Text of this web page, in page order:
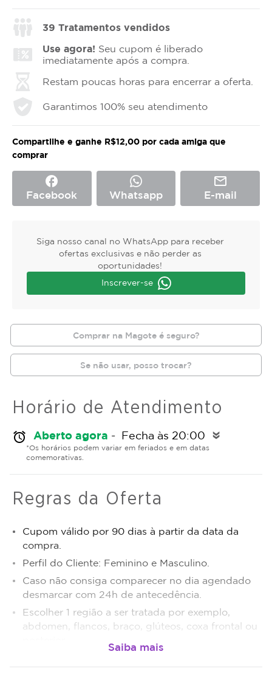
39 Tratamentos vendidos
Use agora! Seu cupom é liberado
imediatamente após a compra.
Restam poucas horas para encerrar a oferta.
Garantimos 100% seu atendimento
Compartilhe e ganhe R$12,00 por cada amiga que
comprar
facebook
Facebook Whatsapp
mail_outline
E-mail
Siga nosso canal no WhatsApp para receber
ofertas exclusivas e não perder as
oportunidades!
Inscrever-se
Comprar na Magote é seguro?
Se não usar, posso trocar?
Horário de Atendimento
alarm Aberto agora - Fecha às 20:00 double_arrow
*Os horários podem variar em feriados e em datas
comemorativas.
Regras da Oferta
Cupom válido por 90 dias à partir da data da
compra.
Perfil do Cliente: Feminino e Masculino.
Caso não consiga comparecer no dia agendado
desmarcar com 24h de antecedência.
Escolher 1 região a ser tratada por exemplo,
abdomen, flancos, braço, glúteos, coxa frontal ou